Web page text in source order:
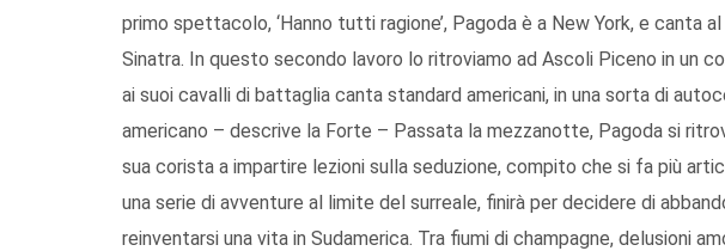
primo spettacolo, ‘Hanno tutti ragione’, Pagoda è a New York, e canta
Sinatra. In questo secondo lavoro lo ritroviamo ad Ascoli Piceno in un
ai suoi cavalli di battaglia canta standard americani, in una sorta di
americano – descrive la Forte – Passata la mezzanotte, Pagoda si
sua corista a impartire lezioni sulla seduzione, compito che si fa più
una serie di avventure al limite del surreale, finirà per decidere di
reinventarsi una vita in Sudamerica. Tra fiumi di champagne, delusioni